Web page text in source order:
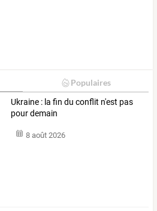
Populaires
Ukraine : la fin du conflit n'est pas
pour demain
8 août 2026